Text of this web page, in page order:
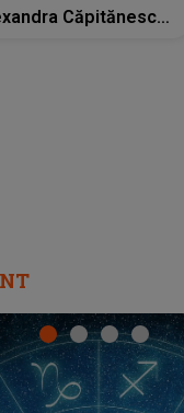
Căpitănescu